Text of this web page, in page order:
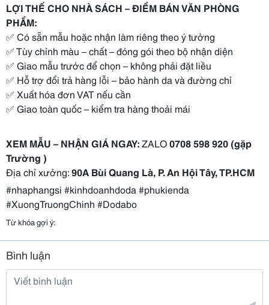
LỢI THẾ CHO NHÀ SÁCH – ĐIỂM BÁN VĂN PHÒNG
PHẨM:
✅ Có sẵn mẫu hoặc nhận làm riêng theo ý tưởng
✅ Tùy chỉnh màu – chất – đóng gói theo bộ nhận diện
✅ Giao mẫu trước để chọn – không phải đặt liều
✅ Hỗ trợ đổi trả hàng lỗi – bảo hành da và đường chỉ
✅ Xuất hóa đơn VAT nếu cần
✅ Giao toàn quốc – kiểm tra hàng thoải mái
XEM MẪU – NHẬN GIÁ NGAY:ZALO0708 598 920 (gặp
Trường )
Địa chỉ xưởng:90A Bùi Quang Là, P. An Hội Tây, TP.HCM
#nhaphangsi #kinhdoanhdoda #phukienda
#XuongTruongChinh #Dodabo
Từ khóa gợi ý:
Bình luận